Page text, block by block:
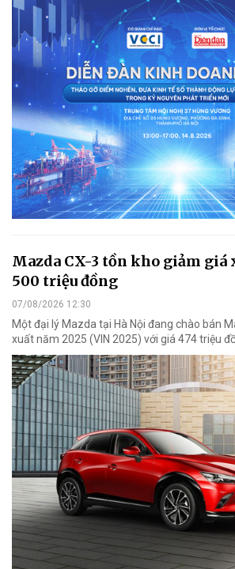
Mazda CX-3 tồn kho giảm giá
500 triệu đồng
07/08/2026 12:30
Một đại lý Mazda tại Hà Nội đang chào bán
xuất năm 2025 (VIN 2025) với giá 474 triệu